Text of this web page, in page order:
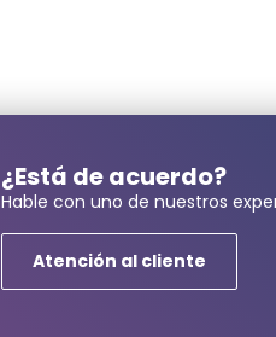
Nombre y
¿Está de acuerdo?
Hable con uno de nuestros
Atención al cliente